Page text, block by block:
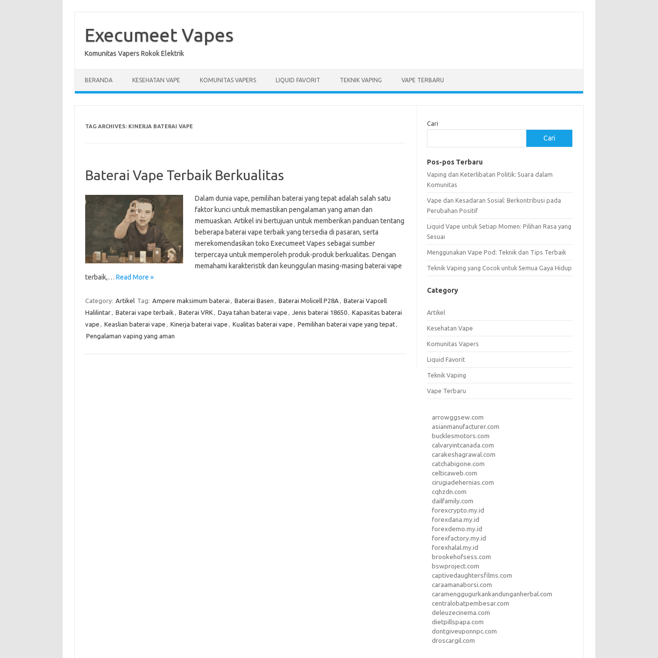
contentExecumeet Vapes
Komunitas Vapers Rokok Elektrik
BERANDA KESEHATAN VAPE KOMUNITAS VAPERS LIQUID FAVORIT TEKNIK VAPING VAPE TERBARU
TAG ARCHIVES: KINERJA BATERAI VAPE
Baterai Vape Terbaik Berkualitas
Dalam dunia vape, pemilihan baterai yang tepat adalah salah satu
faktor kunci untuk memastikan pengalaman yang aman dan
memuaskan. Artikel ini bertujuan untuk memberikan panduan tentang
beberapa baterai vape terbaik yang tersedia di pasaran, serta
merekomendasikan toko Execumeet Vapes sebagai sumber
terpercaya untuk memperoleh produk-produk berkualitas. Dengan
memahami karakteristik dan keunggulan masing-masing baterai vape
terbaik,… Read More »
Category: Artikel Tag: Ampere maksimum baterai , Baterai Basen , Baterai Molicell P28A , Baterai Vapcell
Halilintar, Baterai vape terbaik , Baterai VRK , Daya tahan baterai vape , Jenis baterai 18650, Kapasitas baterai
vape , Keaslian baterai vape , Kinerja baterai vape , Kualitas baterai vape , Pemilihan baterai vape yang tepat,
Pengalaman vaping yang aman
Cari
Cari
Pos-pos Terbaru
Vaping dan Keterlibatan Politik: Suara dalam
Komunitas
Vape dan Kesadaran Sosial: Berkontribusi pada
Perubahan Positif
Liquid Vape untuk Setiap Momen: Pilihan Rasa yang
Sesuai
Menggunakan Vape Pod: Teknik dan Tips Terbaik
Teknik Vaping yang Cocok untuk Semua Gaya Hidup
Category
Artikel
Kesehatan Vape
Komunitas Vapers
Liquid Favorit
Teknik Vaping
Vape Terbaru
arrowggsew.com
asianmanufacturer.com
bucklesmotors.com
calvaryintcanada.com
carakeshagrawal.com
catchabigone.com
celticaweb.com
cirugiadehernias.com
cqhzdn.com
dailfamily.com
forexcrypto.my.id
forexdana.my.id
forexdemo.my.id
forexfactory.my.id
forexhalal.my.id
brookehofsess.com
bswproject.com
captivedaughtersfilms.com
caraamanaborsi.com
caramenggugurkankandunganherbal.com
centralobatpembesar.com
deleuzecinema.com
dietpillspapa.com
dontgiveuponnpc.com
droscargil.com